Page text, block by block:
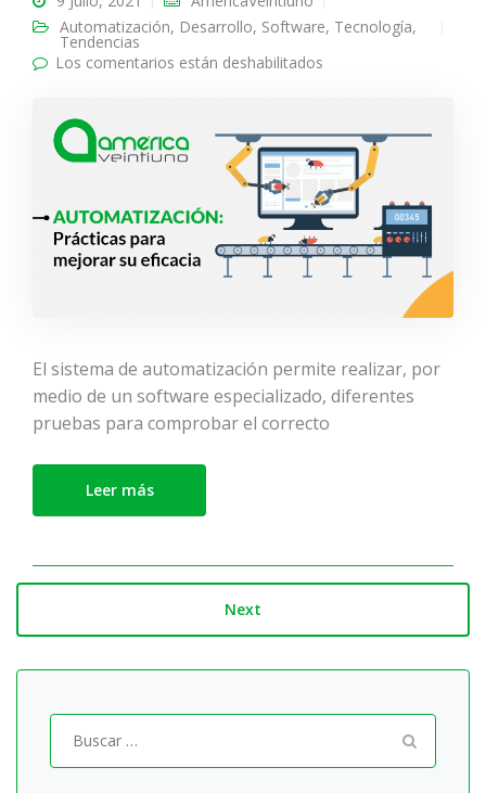
Automatización, Desarrollo, Software, Tecnología,
Tendencias
Los comentarios están deshabilitados
El sistema de automatización permite realizar, por
medio de un software especializado, diferentes
pruebas para comprobar el correcto
Leer más
Next
por: